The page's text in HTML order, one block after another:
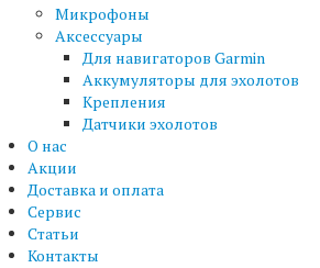
Микрофоны
Аксессуары
Для навигаторов Garmin
Аккумуляторы для эхолотов
Крепления
Датчики эхолотов
О нас
Акции
Доставка и оплата
Сервис
Статьи
Контакты